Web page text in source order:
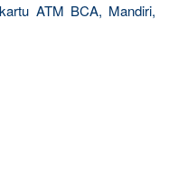
ATM BCA, Mandiri,